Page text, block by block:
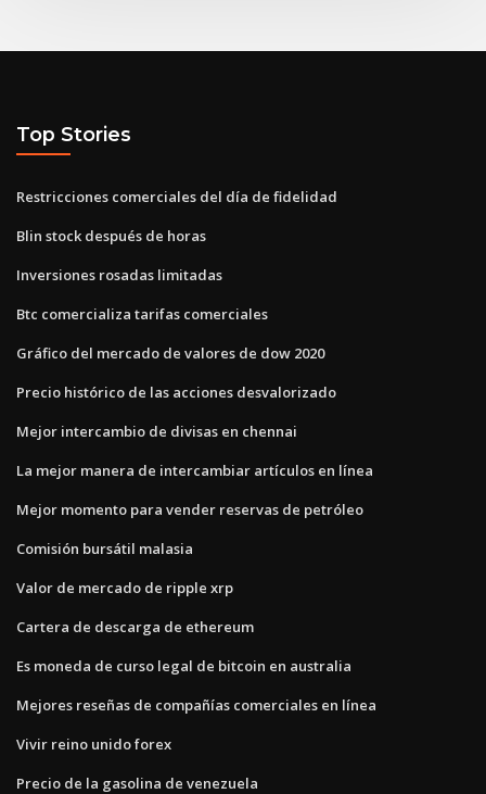
Top Stories
Restricciones comerciales del día de fidelidad
Blin stock después de horas
Inversiones rosadas limitadas
Btc comercializa tarifas comerciales
Gráfico del mercado de valores de dow 2020
Precio histórico de las acciones desvalorizado
Mejor intercambio de divisas en chennai
La mejor manera de intercambiar artículos en línea
Mejor momento para vender reservas de petróleo
Comisión bursátil malasia
Valor de mercado de ripple xrp
Cartera de descarga de ethereum
Es moneda de curso legal de bitcoin en australia
Mejores reseñas de compañías comerciales en línea
Vivir reino unido forex
Precio de la gasolina de venezuela